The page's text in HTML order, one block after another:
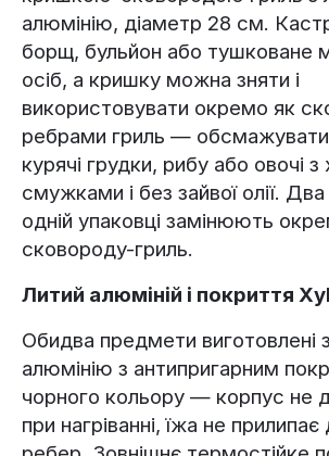
алюмінію, діаметр 28 см.
борщ, бульйон або тушковане
осіб, а кришку можна зняти і
використовувати окремо як
ребрами гриль —
курячі грудки, рибу або овочі
смужками і без зайвої олії.
одній упаковці замінюють
сковороду-гриль.
Литий алюміній і покриття
Обидва предмети виготовлені
алюмінію з антипригарним
чорного кольору — корпус не
при нагріванні, їжа не прилипає